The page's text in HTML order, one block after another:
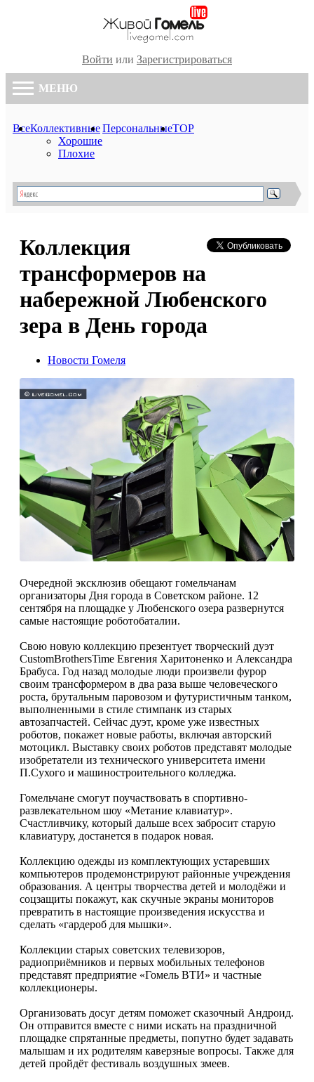
Войти или Зарегистрироваться
МЕНЮ
ВсеКоллективные
Хорошие
Плохие
ПерсональныеTOP
Коллекция
трансформеров на
набережной Любенского
зера в День города
Новости Гомеля
Очередной эксклюзив обещают гомельчанам
организаторы Дня города в Советском районе. 12
сентября на площадке у Любенского озера развернутся
самые настоящие роботобаталии.
Свою новую коллекцию презентует творческий дуэт
CustomBrothersTime Евгения Харитоненко и Александра
Брабуса. Год назад молодые люди произвели фурор
своим трансформером в два раза выше человеческого
роста, брутальным паро­возом и футуристичным танком,
выполненными в стиле стимпанк из старых
автозапчастей. Сейчас дуэт, кроме уже известных
роботов, покажет новые работы, включая авторский
мотоцикл. Выставку своих роботов представят молодые
изобретатели из технического университета имени
П.Сухого и машиностроительного колледжа.
Гомельчане смогут поучаствовать в спортивно-
развлекательном шоу «Метание клавиатур».
Счастливчику, который дальше всех забросит старую
клавиатуру, достанется в подарок новая.
Коллекцию одежды из комплектующих устаревших
компьютеров продемонстрируют районные учреждения
образования. А центры творчества детей и молодёжи и
соцзащиты покажут, как скучные экраны мониторов
превратить в настоящие произведения искусства и
сделать «гардероб для мышки».
Коллекции старых советских телевизоров,
радиоприёмников и первых мобильных телефонов
представят предприятие «Гомель ВТИ» и частные
коллекционеры.
Организовать досуг детям поможет сказочный Андроид.
Он отправится вместе с ними искать на праздничной
площадке спрятанные предметы, попутно будет задавать
малышам и их родителям каверзные вопросы. Также для
детей пройдёт фестиваль воздушных змеев.